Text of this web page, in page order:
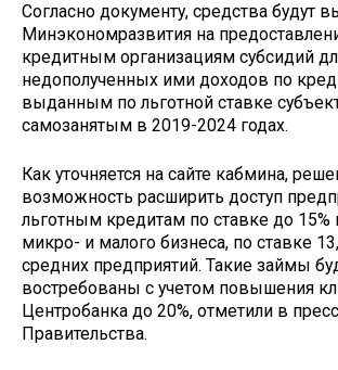
Согласно документу, средства будут
Минэкономразвития на
кредитным организациям субсидий
недополученных ими доходов по
выданным по льготной ставке
самозанятым в 2019-2024 годах.
Как уточняется на сайте кабмина,
возможность расширить доступ
льготным кредитам по ставке до 15%
микро- и малого бизнеса, по ставке
средних предприятий. Такие займы
востребованы с учетом повышения
Центробанка до 20%, отметили в
Правительства.